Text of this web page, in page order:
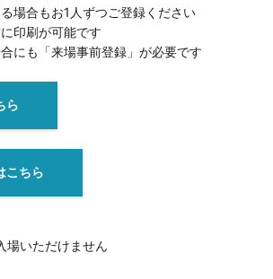
場合もお1人ずつご登録ください
印刷が可能です
にも「来場事前登録」が必要です
ら
こちら
場いただけません